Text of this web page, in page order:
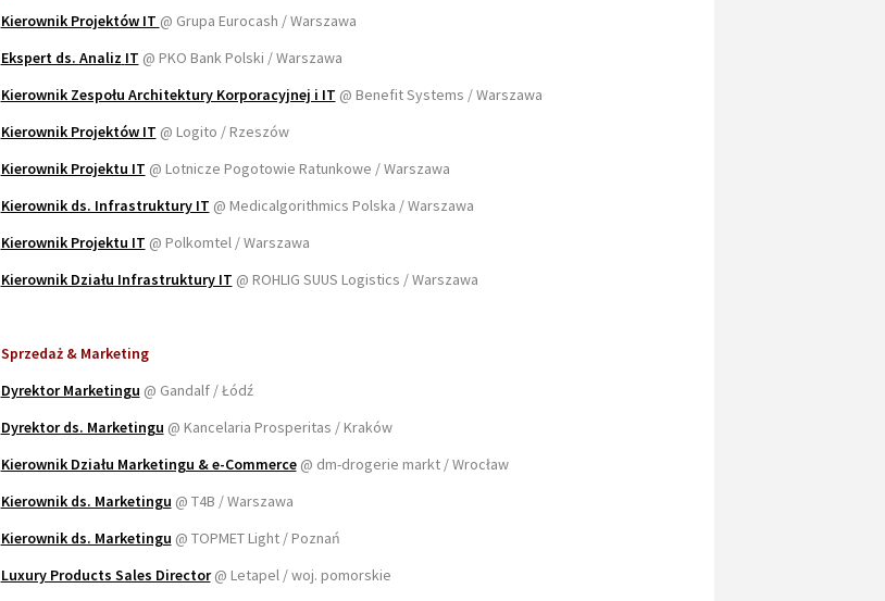
Kierownik Projektów IT @ Grupa Eurocash / Warszawa
Ekspert ds. Analiz IT @ PKO Bank Polski / Warszawa
Kierownik Zespołu Architektury Korporacyjnej i IT @ Benefit Systems / Warszawa
Kierownik Projektów IT @ Logito / Rzeszów
Kierownik Projektu IT @ Lotnicze Pogotowie Ratunkowe / Warszawa
Kierownik ds. Infrastruktury IT @ Medicalgorithmics Polska / Warszawa
Kierownik Projektu IT @ Polkomtel / Warszawa
Kierownik Działu Infrastruktury IT @ ROHLIG SUUS Logistics / Warszawa
Sprzedaż & Marketing
Dyrektor Marketingu @ Gandalf / Łódź
Dyrektor ds. Marketingu @ Kancelaria Prosperitas / Kraków
Kierownik Działu Marketingu & e-Commerce @ dm-drogerie markt / Wrocław
Kierownik ds. Marketingu @ T4B / Warszawa
Kierownik ds. Marketingu @ TOPMET Light / Poznań
Luxury Products Sales Director @ Letapel / woj. pomorskie